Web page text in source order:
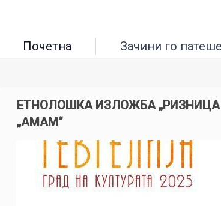
Почетна Зачини го
ЕТНОЛОШКА ИЗЛОЖБА
„АМАМ“